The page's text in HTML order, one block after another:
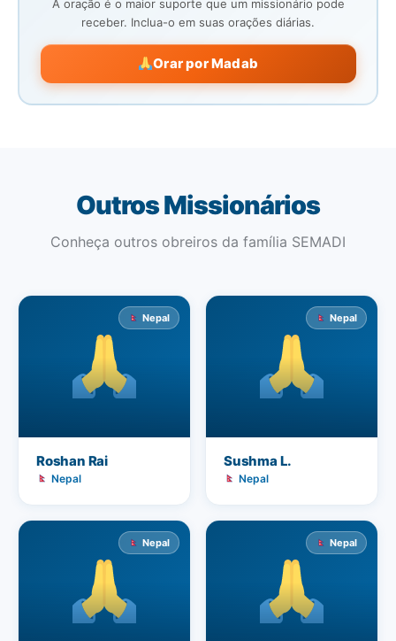
A oração é o maior suporte que um missionário pode
receber. Inclua-o em suas orações diárias.
Orar por Madab
Outros Missionários
Conheça outros obreiros da família SEMADI
Nepal
Roshan Rai
Nepal
Nepal
Sushma L.
Nepal
Nepal Nepal